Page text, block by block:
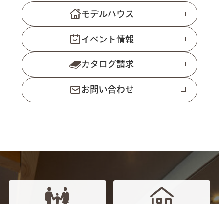
モデルハウス
イベント情報
カタログ請求
お問い合わせ